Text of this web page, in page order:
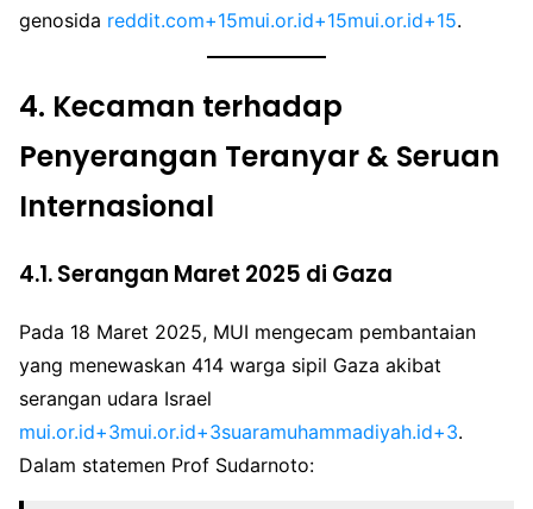
genosida reddit.com+15mui.or.id+15mui.or.id+15.
4. Kecaman terhadap
Penyerangan Teranyar & Seruan
Internasional
4.1. Serangan Maret 2025 di Gaza
Pada 18 Maret 2025, MUI mengecam pembantaian
yang menewaskan 414 warga sipil Gaza akibat
serangan udara Israel
mui.or.id+3mui.or.id+3suaramuhammadiyah.id+3.
Dalam statemen Prof Sudarnoto: